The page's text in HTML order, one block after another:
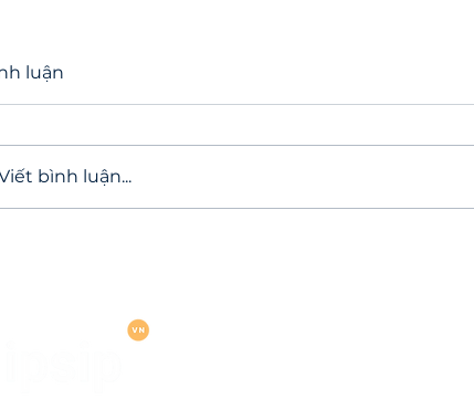
Luật An ninh mạng 2025
luận
bình luận...